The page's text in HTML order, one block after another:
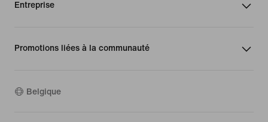
Entreprise
Promotions liées à la communauté
Belgique